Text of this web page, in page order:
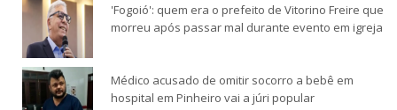
'Fogoió': quem era o prefeito de Vitorino Freire que
morreu após passar mal durante evento em igreja
Médico acusado de omitir socorro a bebê em
hospital em Pinheiro vai a júri popular